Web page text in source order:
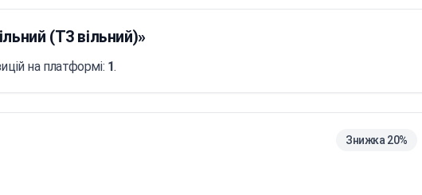
(T3 вільний)»
на платформі: 1.
Знижка 20%